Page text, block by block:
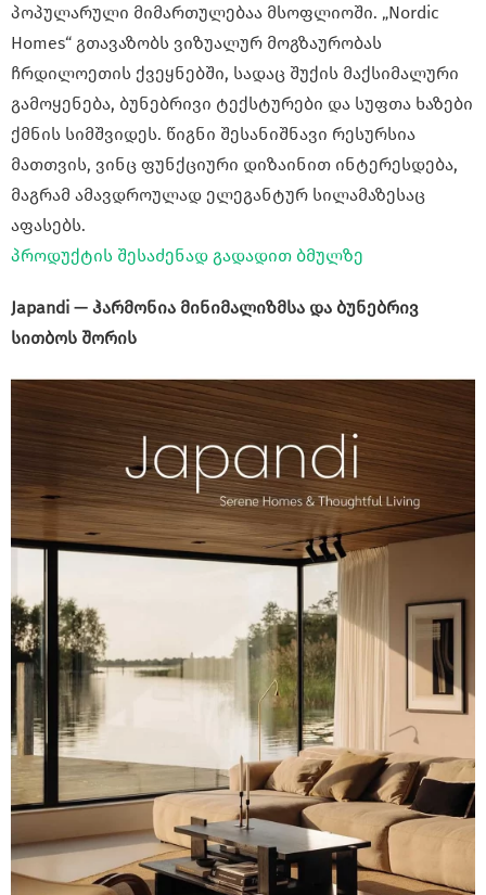
პოპულარული მიმართულებაა მსოფლიოში. „Nordic
Homes“ გთავაზობს ვიზუალურ მოგზაურობას
ჩრდილოეთის ქვეყნებში, სადაც შუქის მაქსიმალური
გამოყენება, ბუნებრივი ტექსტურები და სუფთა ხაზები
ქმნის სიმშვიდეს. წიგნი შესანიშნავი რესურსია
მათთვის, ვინც ფუნქციური დიზაინით ინტერესდება,
მაგრამ ამავდროულად ელეგანტურ სილამაზესაც
აფასებს.
პროდუქტის შესაძენად გადადით ბმულზე
Japandi — ჰარმონია მინიმალიზმსა და ბუნებრივ
სითბოს შორის